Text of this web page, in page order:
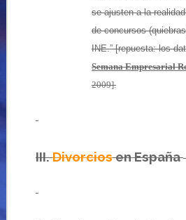
se ajusten a la
de concursos
INE.” [repuesta: los
Semana Empresarial
2009].
III.Divorciosen España